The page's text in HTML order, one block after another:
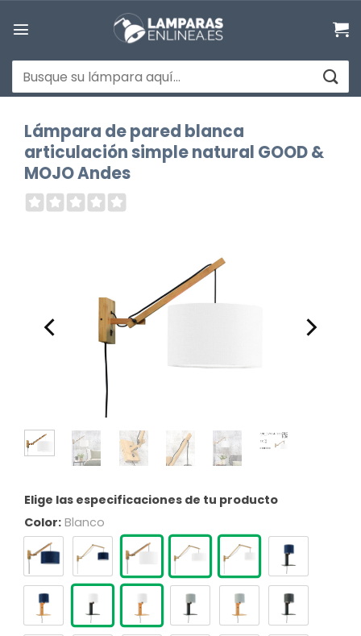
Buscar
por:
Lámpara de pared blanca
articulación simple natural GOOD &
MOJO Andes
Elige las especificaciones de tu producto
Color: Blanco